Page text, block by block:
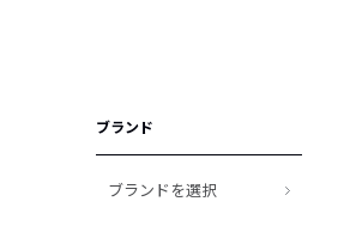
ブランド
ブランドを選択